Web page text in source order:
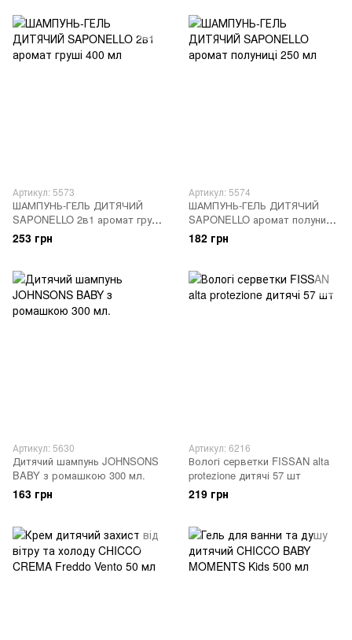
Артикул: 5573
ШАМПУНЬ-ГЕЛЬ ДИТЯЧИЙ
SAPONELLO 2в1 аромат груші
400 мл
253 грн
Артикул: 5574
ШАМПУНЬ-ГЕЛЬ ДИТЯЧИЙ
SAPONELLO аромат полуниці
250 мл
182 грн
Артикул: 5630
Дитячий шампунь JOHNSONS
BABY з ромашкою 300 мл.
163 грн
Артикул: 6216
Вологі серветки FISSAN alta
protezione дитячі 57 шт
219 грн